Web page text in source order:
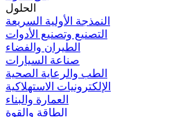
الحلول
النمذجة الأولية السريعة
التصنيع وتصنيع الأدوات
الطيران والفضاء
صناعة السيارات
الطب والرعاية الصحية
الإلكترونيات الاستهلاكية
العمارة والبناء
الطاقة والقوة